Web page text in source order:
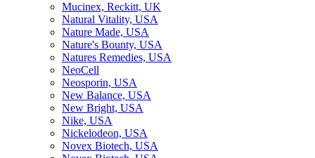
Mucinex, Reckitt, UK
Natural Vitality, USA
Nature Made, USA
Nature's Bounty, USA
Natures Remedies, USA
NeoCell
Neosporin, USA
New Balance, USA
New Bright, USA
Nike, USA
Niсkelodeon, USA
Novex Biotech, USA